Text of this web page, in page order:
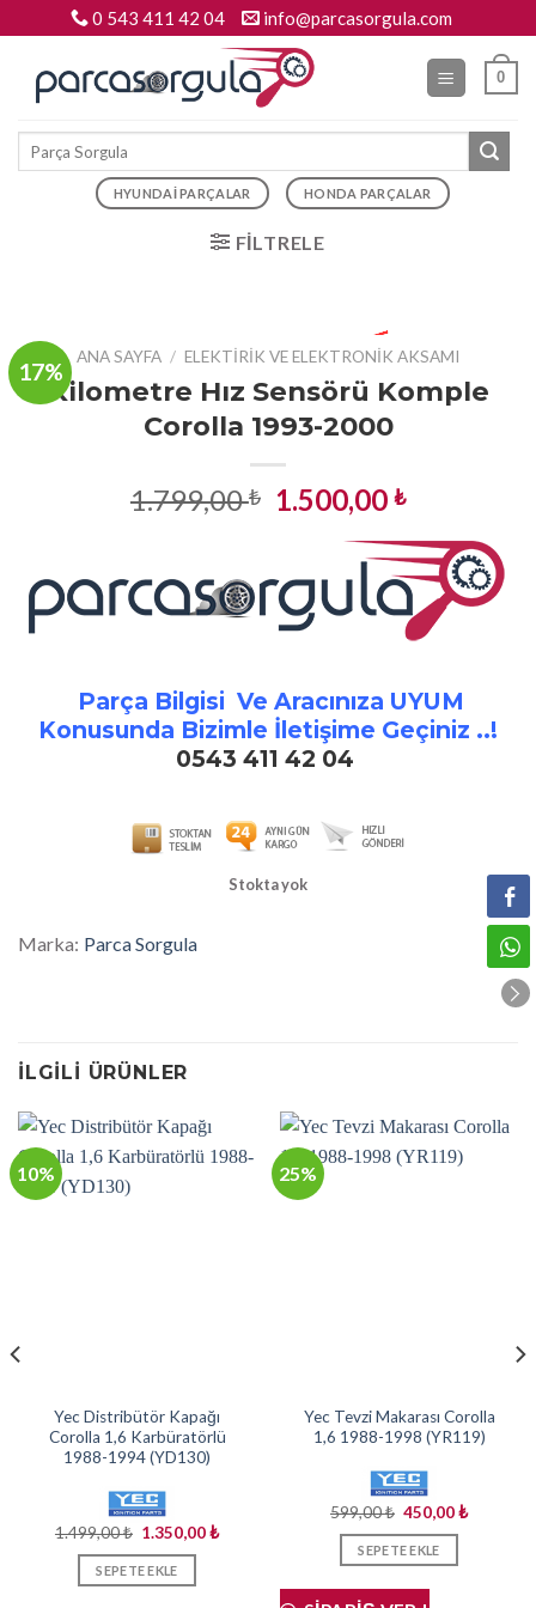
to
content
0 543 411 42 04 info@parcasorgula.com
0
Ara:
HYUNDAI PARÇALAR HONDA PARÇALAR
FILTRELE
17%
ANA SAYFA / ELEKTIRIK VE ELEKTRONIK AKSAMI
Kilometre Hız Sensörü Komple
Corolla 1993-2000
1.799,00₺
Orijinal
1.799,00 ₺.
1.500,00₺Şu
fiyat:
1.500,00
Parça Bilgisi Ve Aracınıza UYUM
Konusunda Bizimle İletişime Geçiniz ..!
0543 411 42 04
Stokta yok
Marka: Parca Sorgula
İLGILI ÜRÜNLER
10%
Yec Distribütör Kapağı
Corolla 1,6 Karbüratörlü
1988-1994 (YD130)
1.499,00₺ Orijinal
1.499,00 ₺.
1.350,00₺Şu
SEPETE EKLE
25%
Yec Tevzi Makarası Corolla
1,6 1988-1998 (YR119)
599,00₺ Orijinal
fiyat:
599,00 ₺.
450,00₺Şu
SEPETE EKLE